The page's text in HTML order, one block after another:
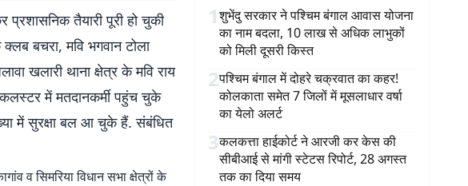
प्रशासनिक तैयारी पूरी हो चुकी
बचरा, मवि भगवान टोला
खलारी थाना क्षेत्र के मवि राय
में मतदानकर्मी पहुंच चुके
में सुरक्षा बल आ चुके हैं. संबंधित
व सिमरिया विधान सभा क्षेत्रों के
1शुभेंदु सरकार ने पश्चिम बंगाल आवास योजना
का नाम बदला, 10 लाख से अधिक लाभुकों
को मिली दूसरी किस्त
2पश्चिम बंगाल में दोहरे चक्रवात का कहर!
कोलकाता समेत 7 जिलों में मूसलाधार वर्षा
का येलो अलर्ट
3कलकत्ता हाईकोर्ट ने आरजी कर केस की
सीबीआई से मांगी स्टेटस रिपोर्ट, 28 अगस्त
तक का दिया समय